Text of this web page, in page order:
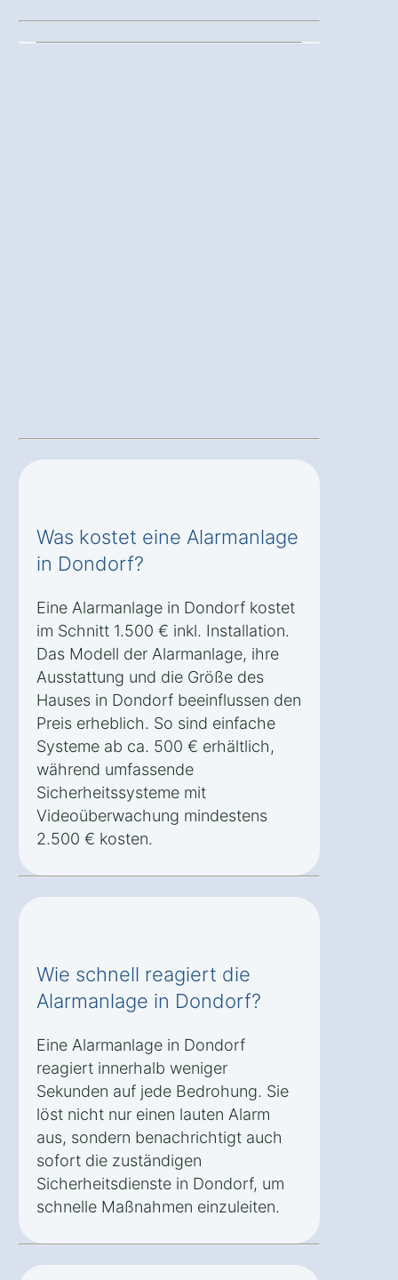
Was kostet eine Alarmanlage
in Dondorf?
Eine Alarmanlage in Dondorf kostet
im Schnitt 1.500 € inkl. Installation.
Das Modell der Alarmanlage, ihre
Ausstattung und die Größe des
Hauses in Dondorf beeinflussen den
Preis erheblich. So sind einfache
Systeme ab ca. 500 € erhältlich,
während umfassende
Sicherheitssysteme mit
Videoüberwachung mindestens
2.500 € kosten.
Wie schnell reagiert die
Alarmanlage in Dondorf?
Eine Alarmanlage in Dondorf
reagiert innerhalb weniger
Sekunden auf jede Bedrohung. Sie
löst nicht nur einen lauten Alarm
aus, sondern benachrichtigt auch
sofort die zuständigen
Sicherheitsdienste in Dondorf, um
schnelle Maßnahmen einzuleiten.